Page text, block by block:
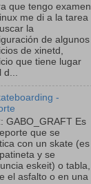
que tengo examen
me di a la tarea
la
de algunos
de xinetd,
que tiene lugar
d...
-
GABO_GRAFT Es
que se
con un skate (es
y se
eskeit) o tabla,
el asfalto o en una